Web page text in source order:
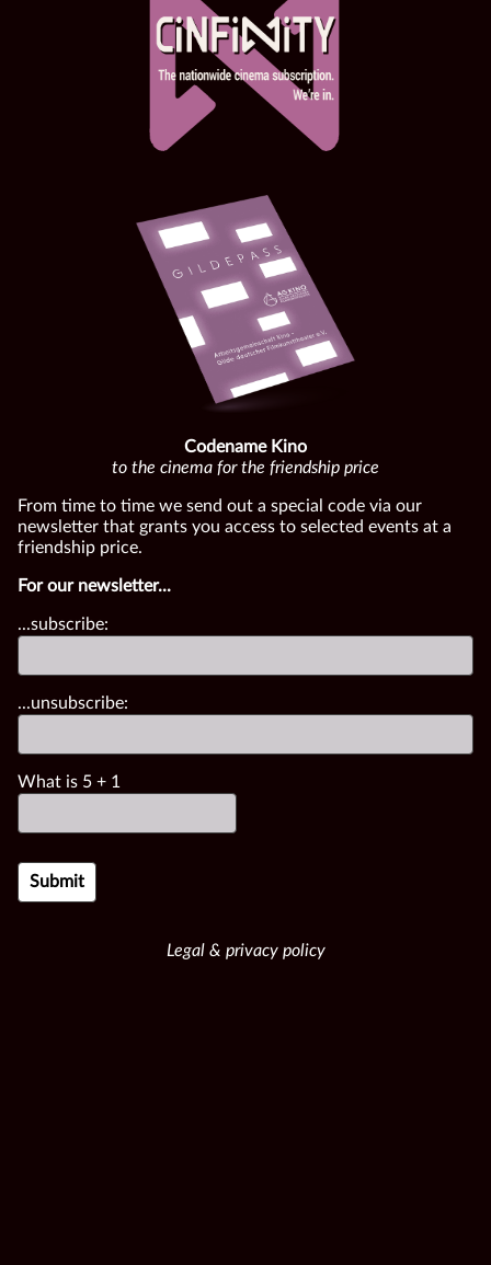
Codename Kino
to the cinema for the friendship price
From time to time we send out a special code via our
newsletter that grants you access to selected events at a
friendship price.
For our newsletter...
...subscribe:
...unsubscribe:
What is 5 + 1
Legal & privacy policy